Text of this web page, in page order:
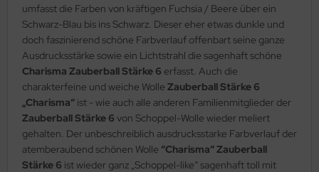
umfasst die Farben von kräftigen Fuchsia / Beere über ein
Schwarz-Blau bis ins Schwarz. Dieser eher etwas dunkle und
doch faszinierend schöne Farbverlauf offenbart seine ganze
Ausdrucksstärke sowie ein Lichtstrahl die sagenhaft schöne
Charisma Zauberball Stärke 6 erfasst. Auch die
charakterfeine und weiche Wolle Zauberball Stärke 6
„Charisma“ ist - wie auch alle anderen Familienmitglieder der
Zauberball Stärke 6 von Schoppel-Wolle wieder meliert
gehalten. Der unbeschreiblich ausdrucksstarke Farbverlauf der
atemberaubend schönen Wolle “Charisma“ Zauberball
Stärke 6 ist wieder ganz „Schoppel-like“ sagenhaft toll mit